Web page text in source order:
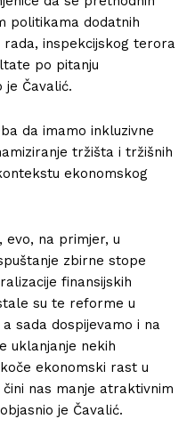
politikama dodatnih
inspekcijskog terora
po pitanju
je Čavalić.
da imamo inkluzivne
tržišta i tržišnih
ekonomskog
evo, na primjer, u
zbirne stope
finansijskih
su te reforme u
sada dospijevamo i na
uklanjanje nekih
ekonomski rast u
nas manje atraktivnim
je Čavalić.